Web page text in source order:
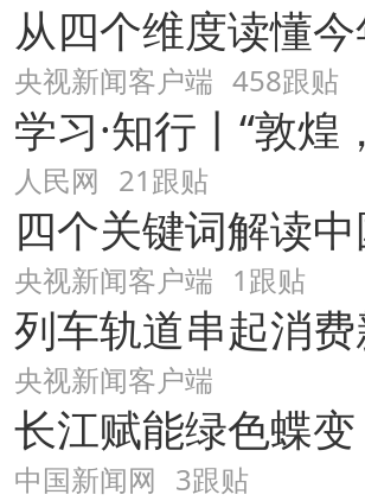
美股存
国乒男
胡彦斌
胡彦斌
手机
数码 本
跟贴
游戏 教
亲子
艺术 双
从四个维度读懂
央视新闻客户端 458跟贴
学习·知行丨“敦煌
人民网 21跟贴
四个关键词解读
央视新闻客户端 1跟贴
列车轨道串起消费
央视新闻客户端
长江赋能绿色蝶
中国新闻网 3跟贴